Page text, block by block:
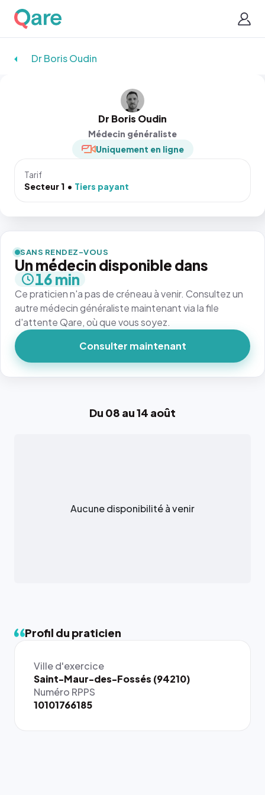
Dr Boris Oudin
Dr Boris Oudin
Médecin généraliste
Uniquement en ligne
Tarif
Secteur 1
Tiers payant
Du 08 au 14 août
Aucune disponibilité à venir
Profil du praticien
Ville d'exercice
Saint-Maur-des-Fossés (94210)
Numéro RPPS
10101766185
SANS RENDEZ-VOUS
Un médecin disponible dans
16 min
Ce praticien n'a pas de créneau à venir. Consultez un
autre médecin généraliste maintenant via la file
d'attente Qare, où que vous soyez.
Consulter maintenant
{# 40×40
: la taille
rendue par
`.profile-